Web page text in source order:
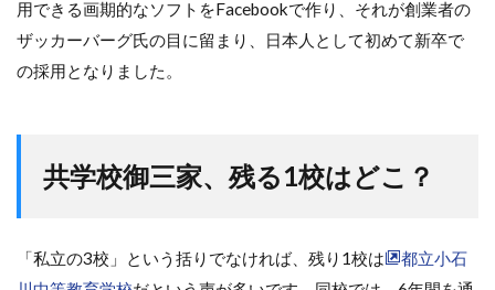
用できる画期的なソフトをFacebookで作り、それが創業者の
ザッカーバーグ氏の目に留まり、日本人として初めて新卒で
の採用となりました。
共学校御三家、残る1校はどこ？
「私立の3校」という括りでなければ、残り1校は
都立小石